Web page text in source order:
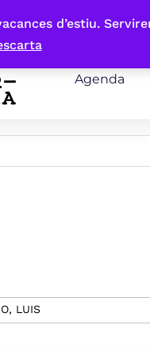
d’estiu.
Agenda
LUIS